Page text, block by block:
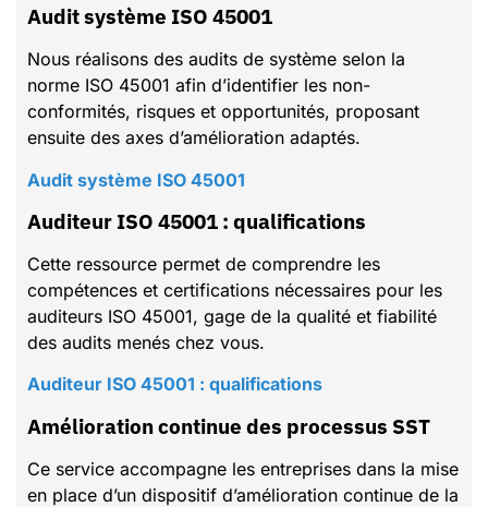
Audit système ISO 45001
Nous réalisons des audits de système selon la
norme ISO 45001 afin d’identifier les non-
conformités, risques et opportunités, proposant
ensuite des axes d’amélioration adaptés.
Audit système ISO 45001
Auditeur ISO 45001 : qualifications
Cette ressource permet de comprendre les
compétences et certifications nécessaires pour les
auditeurs ISO 45001, gage de la qualité et fiabilité
des audits menés chez vous.
Auditeur ISO 45001 : qualifications
Amélioration continue des processus SST
Ce service accompagne les entreprises dans la mise
en place d’un dispositif d’amélioration continue de la